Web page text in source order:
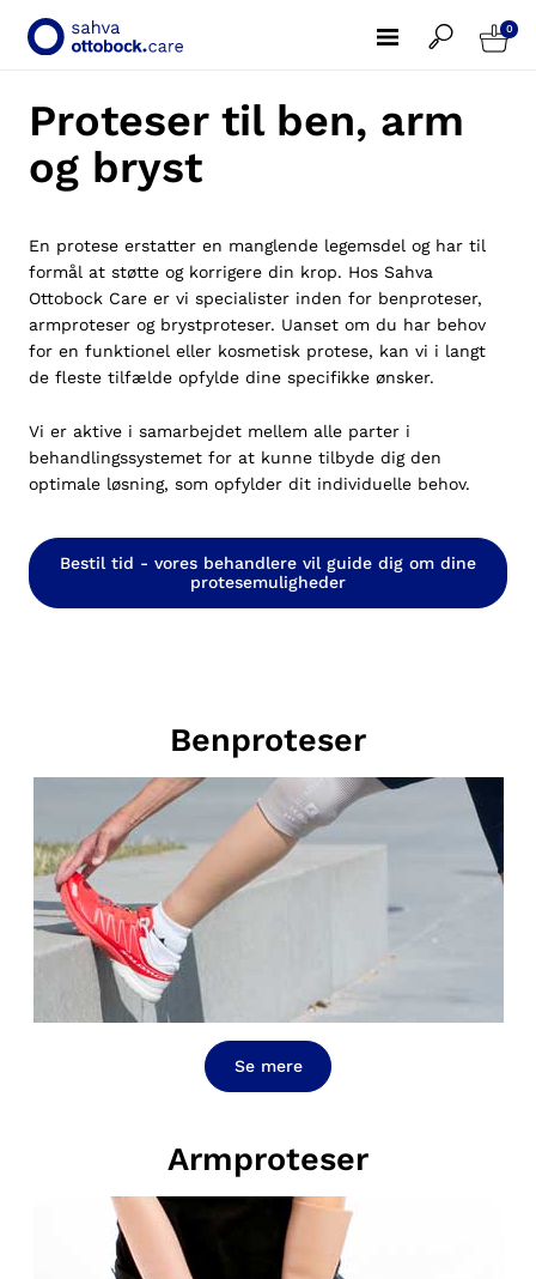
0
Proteser til ben, arm
og bryst
En protese erstatter en manglende legemsdel og har til
formål at støtte og korrigere din krop. Hos Sahva
Ottobock Care er vi specialister inden for benproteser,
armproteser og brystproteser. Uanset om du har behov
for en funktionel eller kosmetisk protese, kan vi i langt
de fleste tilfælde opfylde dine specifikke ønsker.
Vi er aktive i samarbejdet mellem alle parter i
behandlingssystemet for at kunne tilbyde dig den
optimale løsning, som opfylder dit individuelle behov.
Bestil tid - vores behandlere vil guide dig om dine
protesemuligheder
Benproteser
Se mere
Armproteser